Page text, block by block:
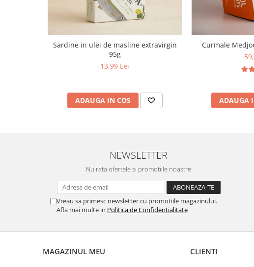
Sardine in ulei de masline extravirgin
95g
13,99 Lei
ADAUGA IN COS
Curmale
ADAUGA
NEWSLETTER
Nu rata ofertele si promotiile noastre
Vreau sa primesc newsletter cu promotiile magazinului.
Afla mai multe in Politica de Confidentialitate
MAGAZINUL MEU CLIENTI